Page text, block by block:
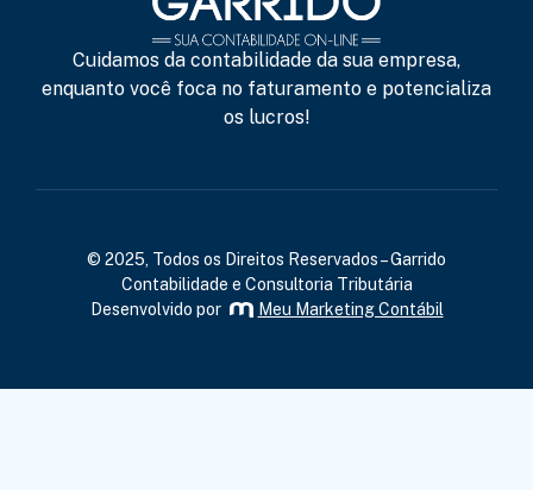
Cuidamos da contabilidade da sua empresa,
enquanto você foca no faturamento e potencializa
os lucros!
© 2025, Todos os Direitos Reservados – Garrido
Contabilidade e Consultoria Tributária
Desenvolvido por
Meu Marketing Contábil